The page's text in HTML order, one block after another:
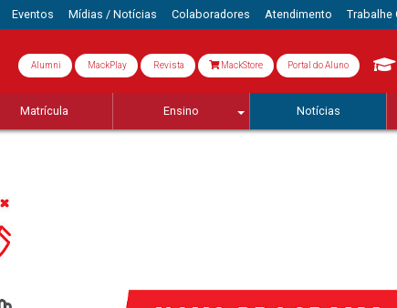
Eventos Mídias / Notícias Colaboradores Atendimento Trabalhe
Alumni MackPlay Revista MackStore Portal do Aluno
Matrícula Ensino Notícias